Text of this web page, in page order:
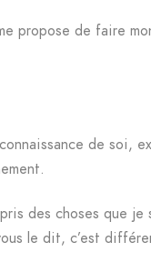
propose de faire
de soi,
des choses que je
le dit, c’est